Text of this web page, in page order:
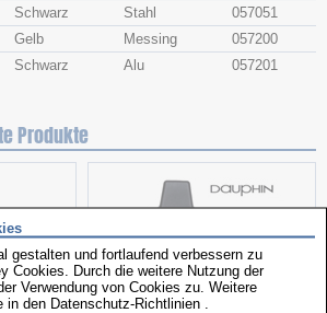
Schwarz Stahl
057051
Gelb Messing
057200
Schwarz Alu 057201
Produkte
gestalten und fortlaufend verbessern zu
Cookies. Durch die weitere Nutzung der
Verwendung von Cookies zu. Weitere
in den Datenschutz-Richtlinien